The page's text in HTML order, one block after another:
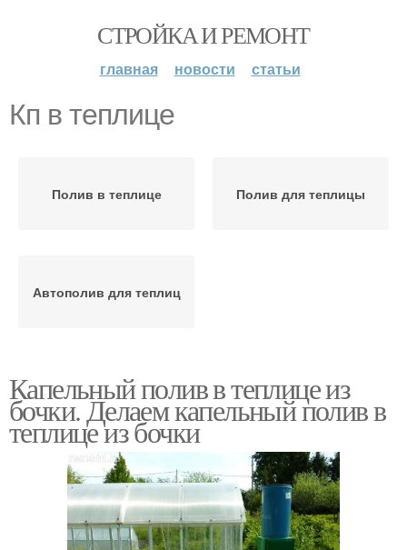
СТРОЙКА И РЕМОНТ
главная новости статьи
Кп в теплице
Полив в теплице Полив для теплицы
Автополив для теплиц
Капельный полив в теплице из
бочки. Делаем капельный полив в
теплице из бочки